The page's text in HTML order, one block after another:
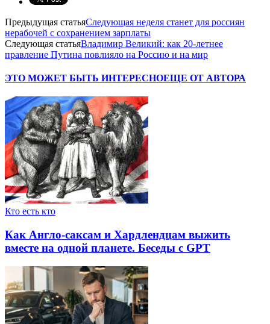
Предыдущая статьяСледующая неделя станет для россиян
нерабочей с сохранением зарплаты
Следующая статьяВладимир Великий: как 20-летнее
правление Путина повлияло на Россию и на мир
ЭТО МОЖЕТ БЫТЬ ИНТЕРЕСНОЕЩЕ ОТ АВТОРА
Кто есть кто
Как Англо-саксам и Хардлендцам выжить
вместе на одной планете. Беседы с GPT